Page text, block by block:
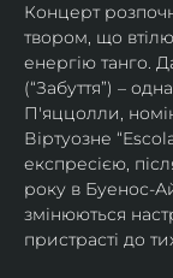
Концерт
твором, що
енергію танго.
(“Забуття”) –
П'яццолли,
Віртуозне
експресією,
року в Буенос-
змінюються
пристрасті до